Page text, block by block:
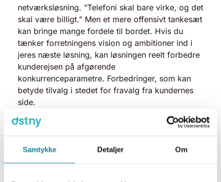
Samtykke Detaljer Om
netværksløsning. ”Telefoni skal bare virke, og det
skal være billigt.” Men et mere offensivt tankesæt
kan bringe mange fordele til bordet. Hvis du
tænker forretningens vision og ambitioner ind i
jeres næste løsning, kan løsningen reelt forbedre
kunderejsen på afgørende
konkurrenceparametre. Forbedringer, som kan
betyde tilvalg i stedet for fravalg fra kundernes
side.